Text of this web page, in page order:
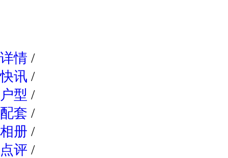
详情 /
快讯 /
户型 /
配套 /
相册 /
点评 /